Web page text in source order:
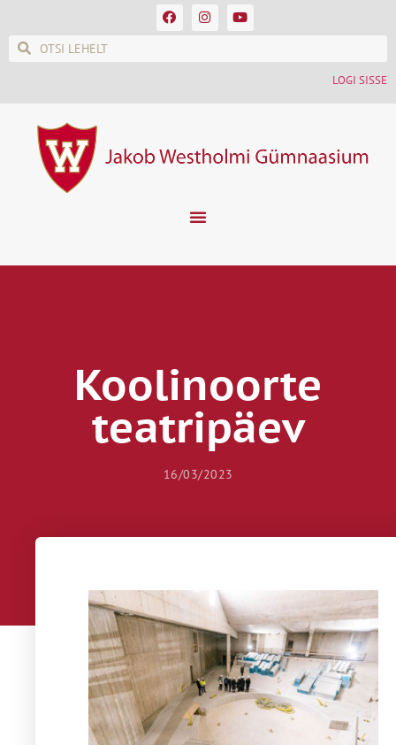
LOGI SISSE
Koolinoorte
teatripäev
16/03/2023